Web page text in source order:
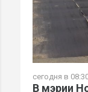
сегодня в
В мэрии